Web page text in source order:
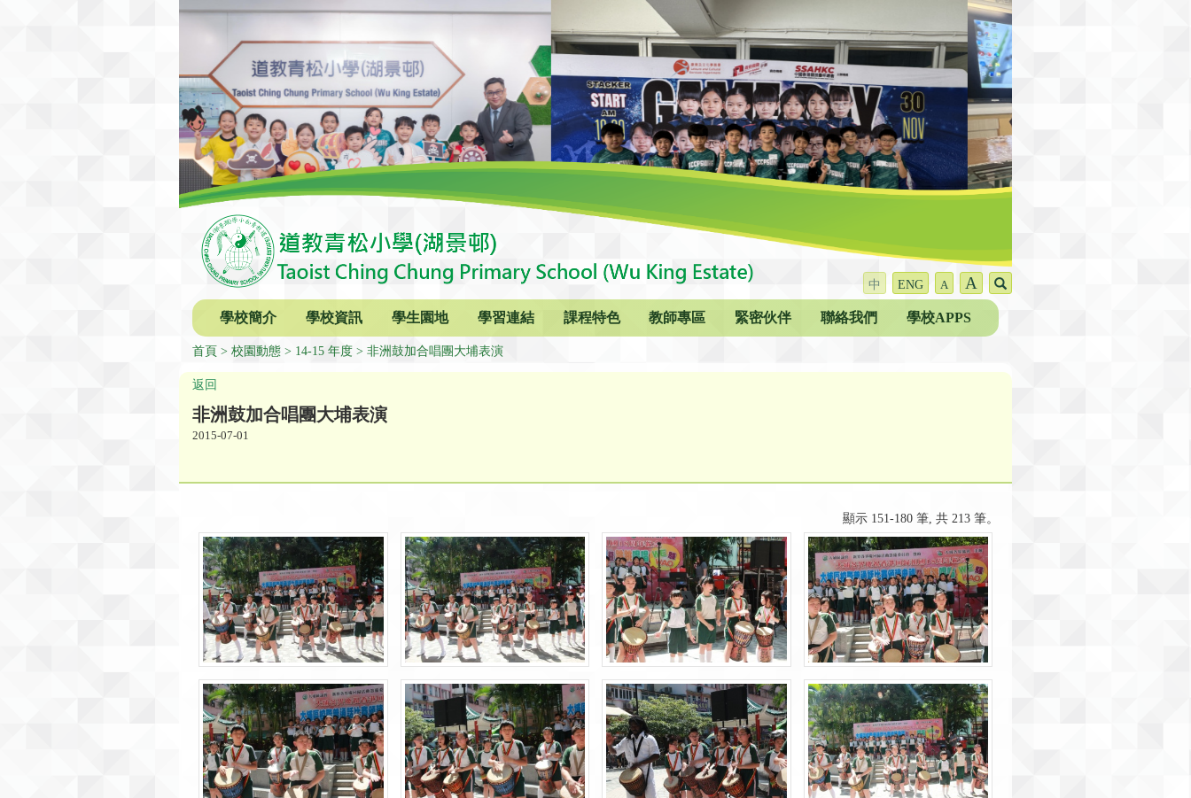
中 ENG A A
學校簡介 學校資訊 學生園地 學習連結 課程特色 教師專區 緊密伙伴 聯絡我們 學校APPS
首頁 校園動態 14-15 年度 非洲鼓加合唱團大埔表演
返回
非洲鼓加合唱團大埔表演
2015-07-01
顯示 151-180 筆, 共 213 筆。